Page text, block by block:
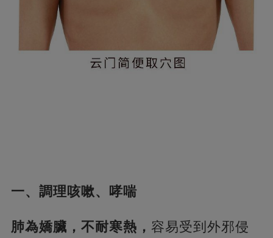
一、調理咳嗽、哮喘
肺為嬌臟，不耐寒熱， 容易受到外邪侵